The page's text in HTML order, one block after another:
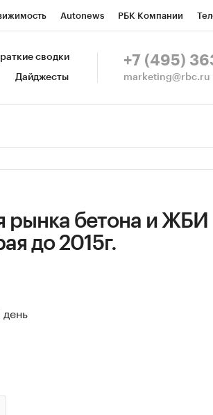
Autonews РБК Компании
СПб Конференции СПб
сводки
Дайджесты
+7 (495)
marketing@rbc.ru
рынка бетона и ЖБИ
до 2015г.